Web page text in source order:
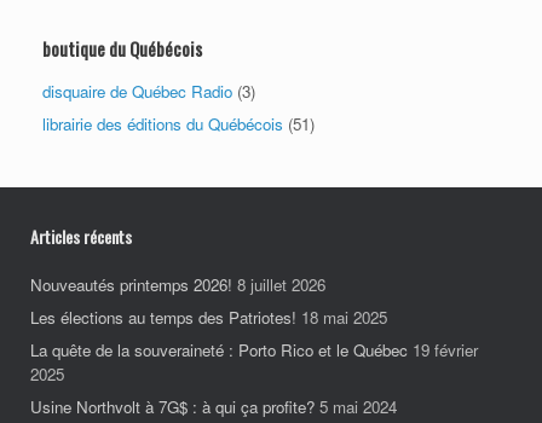
boutique du Québécois
disquaire de Québec Radio (3)
librairie des éditions du Québécois (51)
Articles récents
Nouveautés printemps 2026! 8 juillet 2026
Les élections au temps des Patriotes! 18 mai 2025
La quête de la souveraineté : Porto Rico et le Québec 19 février
2025
Usine Northvolt à 7G$ : à qui ça profite? 5 mai 2024